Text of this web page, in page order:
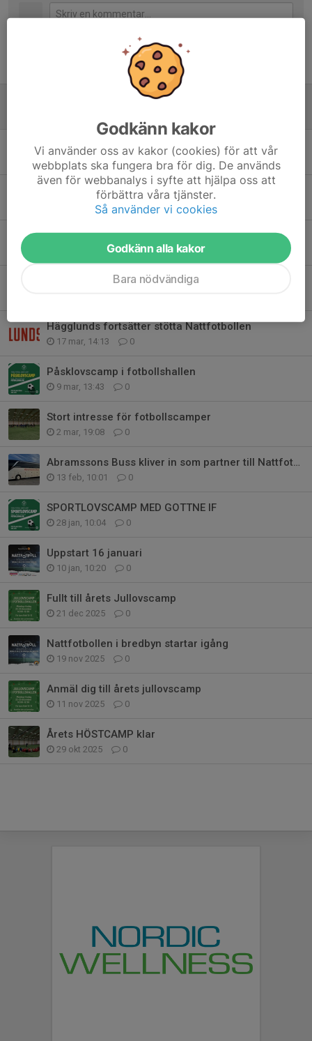
Sommarens fotbollskola
Sommarlovsaktiviteter i Gottne 2026
16 apr, 13:41
SCA ny Sponsor
14 apr, 11:31 0
Påsklovs camp avslutad
10 apr, 12:50 0
Påsklovscamp fullbokad
Hägglunds fortsätter stötta Nattfotbollen
17 mar, 14:13 0
Påsklovscamp i fotbollshallen
9 mar, 13:43 0
Stort intresse för fotbollscamper
2 mar, 19:08 0
Abramssons Buss kliver in som partner till Nattfotbollen!
13 feb, 10:01 0
SPORTLOVSCAMP MED GOTTNE IF
28 jan, 10:04 0
Uppstart 16 januari
10 jan, 10:20 0
Fullt till årets Jullovscamp
21 dec 2025 0
Nattfotbollen i bredbyn startar igång
19 nov 2025 0
Anmäl dig till årets jullovscamp
11 nov 2025 0
Årets HÖSTCAMP klar
29 okt 2025 0
Godkänn kakor
Vi använder oss av kakor (cookies) för att vår
webbplats ska fungera bra för dig. De används
även för webbanalys i syfte att hjälpa oss att
förbättra våra tjänster.
Så använder vi cookies
Godkänn alla kakor
Bara nödvändiga